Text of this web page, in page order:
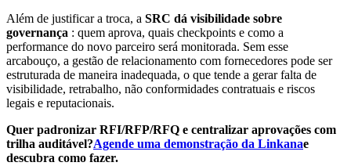
Além de justificar a troca, a SRC dá visibilidade sobre
governança : quem aprova, quais checkpoints e como a
performance do novo parceiro será monitorada. Sem esse
arcabouço, a gestão de relacionamento com fornecedores pode ser
estruturada de maneira inadequada, o que tende a gerar falta de
visibilidade, retrabalho, não conformidades contratuais e riscos
legais e reputacionais.
Quer padronizar RFI/RFP/RFQ e centralizar aprovações com
trilha auditável?Agende uma demonstração da Linkanae
descubra como fazer.